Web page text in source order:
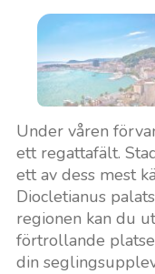
Under våren
ett regattafält.
ett av dess mest
Diocletianus
regionen kan du
förtrollande
din